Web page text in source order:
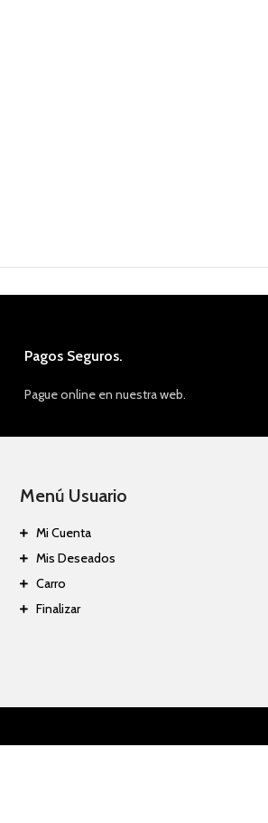
Pagos Seguros.
Pague online en nuestra web.
Menú Usuario
Mi Cuenta
Mis Deseados
Carro
Finalizar